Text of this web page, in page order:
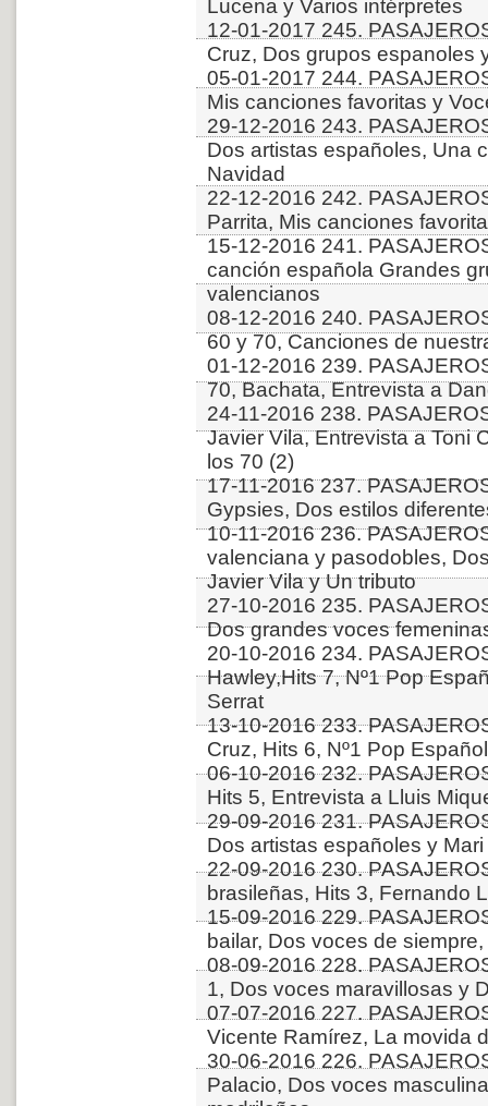
Lucena y Varios intérpretes
12-01-2017 245.
Cruz, Dos grupos espanoles
05-01-2017 244.
Mis canciones favoritas y
29-12-2016 243.
Dos artistas españoles, Una
Navidad
22-12-2016 242.
Parrita, Mis canciones
15-12-2016 241.
canción española Grandes
valencianos
08-12-2016 240.
60 y 70, Canciones de
01-12-2016 239.
70, Bachata, Entrevista a
24-11-2016 238.
Javier Vila, Entrevista a Toni
los 70 (2)
17-11-2016 237.
Gypsies, Dos estilos
10-11-2016 236.
valenciana y pasodobles,
Javier Vila y Un tributo
27-10-2016 235.
Dos grandes voces
20-10-2016 234.
Hawley,Hits 7, Nº1 Pop
Serrat
13-10-2016 233.
Cruz, Hits 6, Nº1 Pop
06-10-2016 232.
Hits 5, Entrevista a Lluis
29-09-2016 231.
Dos artistas españoles y Mari
22-09-2016 230.
brasileñas, Hits 3, Fernando
15-09-2016 229.
bailar, Dos voces de
08-09-2016 228.
1, Dos voces maravillosas y
07-07-2016 227.
Vicente Ramírez, La movida
30-06-2016 226.
Palacio, Dos voces